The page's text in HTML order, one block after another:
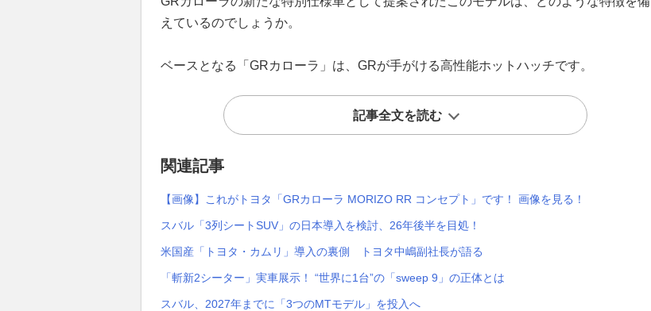
えているのでしょうか。
ベースとなる「GRカローラ」は、GRが手がける高性能ホットハッチです。
記事全文を読む
関連記事
【画像】これがトヨタ「GRカローラ MORIZO RR コンセプト」です！ 画像を見る！
スバル「3列シートSUV」の日本導入を検討、26年後半を目処！
米国産「トヨタ・カムリ」導入の裏側 トヨタ中嶋副社長が語る
「斬新2シーター」実車展示！ “世界に1台”の「sweep 9」の正体とは
スバル、2027年までに「3つのMTモデル」を投入へ